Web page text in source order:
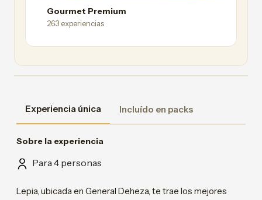
Gourmet Premium
263 experiencias
Experiencia única Incluído en packs
Sobre la experiencia
Para 4 personas
Lepia, ubicada en General Deheza, te trae los mejores